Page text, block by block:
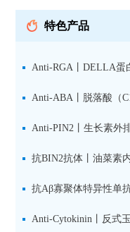
特色产品
Anti-RGA丨DELLA蛋
键抑制因子
Anti-ABA丨脱落酸（
储存库
Anti-PIN2丨生长素外
设计方案
抗BIN2抗体丨油菜素
究数据特异性
抗Aβ寡聚体特异性单
活细胞实验
Anti-Cytokinin丨反式